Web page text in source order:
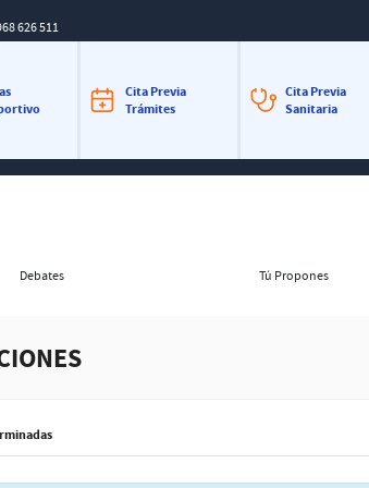
626 511
Cita Previa
Trámites
Cita Previa
Sanitaria
Debates Tú Propones